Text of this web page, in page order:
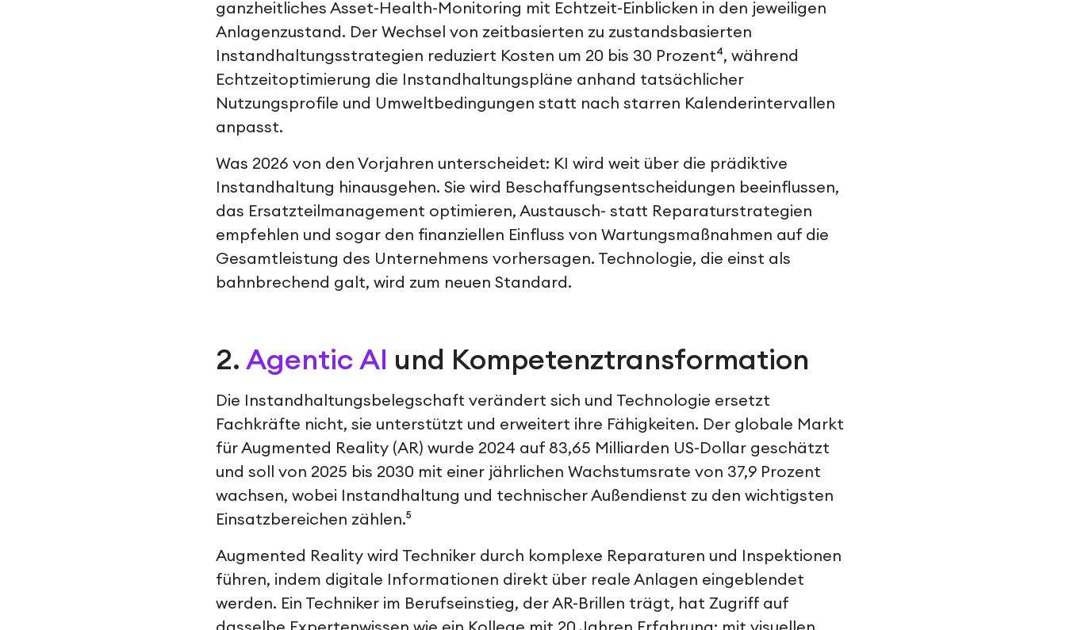
ganzheitliches Asset-Health-Monitoring mit Echtzeit-Einblicken in den jeweiligen
Anlagenzustand. Der Wechsel von zeitbasierten zu zustandsbasierten
Instandhaltungsstrategien reduziert Kosten um 20 bis 30 Prozent⁴, während
Echtzeitoptimierung die Instandhaltungspläne anhand tatsächlicher
Nutzungsprofile und Umweltbedingungen statt nach starren Kalenderintervallen
anpasst.
Was 2026 von den Vorjahren unterscheidet: KI wird weit über die prädiktive
Instandhaltung hinausgehen. Sie wird Beschaffungsentscheidungen beeinflussen,
das Ersatzteilmanagement optimieren, Austausch- statt Reparaturstrategien
empfehlen und sogar den finanziellen Einfluss von Wartungsmaßnahmen auf die
Gesamtleistung des Unternehmens vorhersagen. Technologie, die einst als
bahnbrechend galt, wird zum neuen Standard.
2. Agentic AI und Kompetenztransformation
Die Instandhaltungsbelegschaft verändert sich und Technologie ersetzt
Fachkräfte nicht, sie unterstützt und erweitert ihre Fähigkeiten. Der globale Markt
für Augmented Reality (AR) wurde 2024 auf 83,65 Milliarden US-Dollar geschätzt
und soll von 2025 bis 2030 mit einer jährlichen Wachstumsrate von 37,9 Prozent
wachsen, wobei Instandhaltung und technischer Außendienst zu den wichtigsten
Einsatzbereichen zählen.⁵
Augmented Reality wird Techniker durch komplexe Reparaturen und Inspektionen
führen, indem digitale Informationen direkt über reale Anlagen eingeblendet
werden. Ein Techniker im Berufseinstieg, der AR-Brillen trägt, hat Zugriff auf